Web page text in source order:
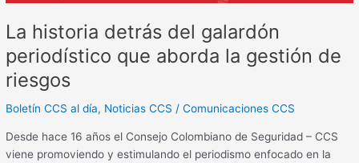
La historia detrás del galardón
periodístico que aborda la gestión de
riesgos
Boletín CCS al día, Noticias CCS /Comunicaciones CCS
Desde hace 16 años el Consejo Colombiano de Seguridad – CCS
viene promoviendo y estimulando el periodismo enfocado en la